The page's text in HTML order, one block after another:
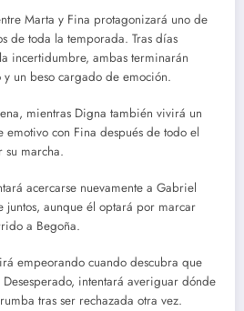
Marta y Fina protagonizará uno de
de toda la temporada. Tras días
incertidumbre, ambas terminarán
un beso cargado de emoción.
mientras Digna también vivirá un
emotivo con Fina después de todo el
su marcha.
acercarse nuevamente a Gabriel
juntos, aunque él optará por marcar
a Begoña.
empeorando cuando descubra que
intentará averiguar dónde
tras ser rechazada otra vez.